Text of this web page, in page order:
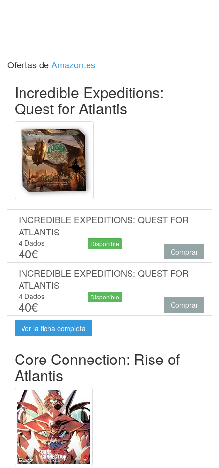
Ofertas deAmazon.es
Incredible Expeditions:
Quest for Atlantis
INCREDIBLE EXPEDITIONS: QUEST FOR
ATLANTIS
4 Dados
40€
Disponible
Comprar
INCREDIBLE EXPEDITIONS: QUEST FOR
ATLANTIS
4 Dados
40€
Disponible
Comprar
Ver la ficha completa
Core Connection: Rise of
Atlantis